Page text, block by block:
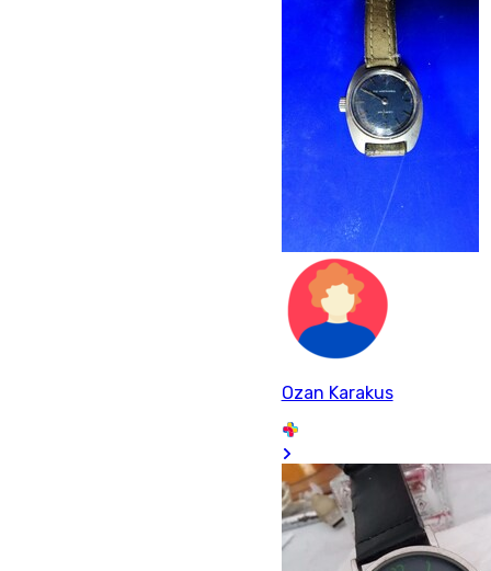
Ozan Karakus